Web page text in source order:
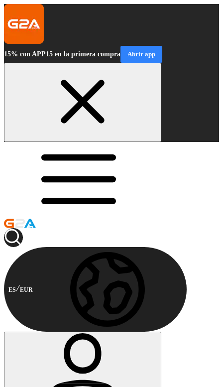
15% con APP15 en la primera compra Abrir app
ES EUR